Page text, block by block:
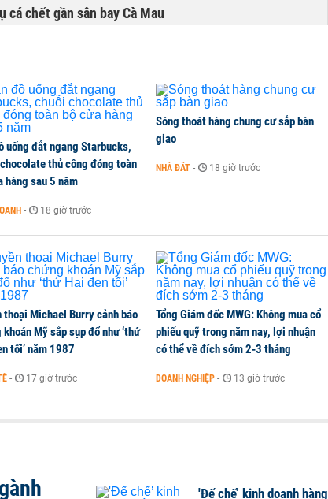
chết gần sân bay Cà Mau
sau nửa đầu năm 2026
tục lập kỷ lục mới
uống đắt ngang Starbucks,
thủ công đóng toàn
hàng sau 5 năm
- 18 giờ trước
Sóng thoát hàng chung cư sắp bàn
giao
NHÀ ĐẤT - 18 giờ trước
thoại Michael Burry cảnh báo
Mỹ sắp sụp đổ như ‘thứ
tối’ năm 1987
- 17 giờ trước
Tổng Giám đốc MWG: Không mua cổ
phiếu quỹ trong năm nay, lợi nhuận
có thể về đích sớm 2-3 tháng
DOANH NGHIỆP - 13 giờ trước
'Đế chế’ kinh doanh hàng